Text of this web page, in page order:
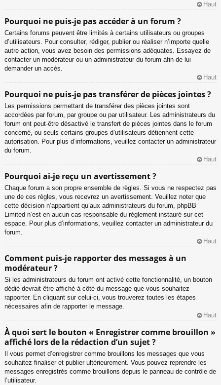
Haut
Pourquoi ne puis-je pas accéder à un forum ?
Certains forums peuvent être limités à certains utilisateurs ou groupes
d’utilisateurs. Pour consulter, rédiger, publier ou réaliser n’importe quelle
autre action, vous avez besoin des permissions adéquates. Essayez de
contacter un modérateur ou un administrateur du forum afin de lui
demander un accès.
Haut
Pourquoi ne puis-je pas transférer de pièces jointes ?
Les permissions permettant de transférer des pièces jointes sont
accordées par forum, par groupe ou par utilisateur. Les administrateurs du
forum ont peut-être désactivé le transfert de pièces jointes dans le forum
concerné, ou seuls certains groupes d’utilisateurs détiennent cette
autorisation. Pour plus d’informations, veuillez contacter un administrateur
du forum.
Haut
Pourquoi ai-je reçu un avertissement ?
Chaque forum a son propre ensemble de règles. Si vous ne respectez pas
une de ces règles, vous recevrez un avertissement. Veuillez noter que
cette décision n’appartient qu’aux administrateurs du forum, phpBB
Limited n’est en aucun cas responsable du règlement instauré sur cet
espace. Pour plus d’informations, veuillez contacter un administrateur du
forum.
Haut
Comment puis-je rapporter des messages à un
modérateur ?
Si les administrateurs du forum ont activé cette fonctionnalité, un bouton
dédié devrait être affiché à côté du message que vous souhaitez
rapporter. En cliquant sur celui-ci, vous trouverez toutes les étapes
nécessaires afin de rapporter le message.
Haut
À quoi sert le bouton « Enregistrer comme brouillon »
affiché lors de la rédaction d’un sujet ?
Il vous permet d’enregistrer comme brouillons les messages que vous
souhaitez finaliser et publier ultérieurement. Vous pouvez reprendre les
messages enregistrés comme brouillons depuis le panneau de contrôle de
l’utilisateur.